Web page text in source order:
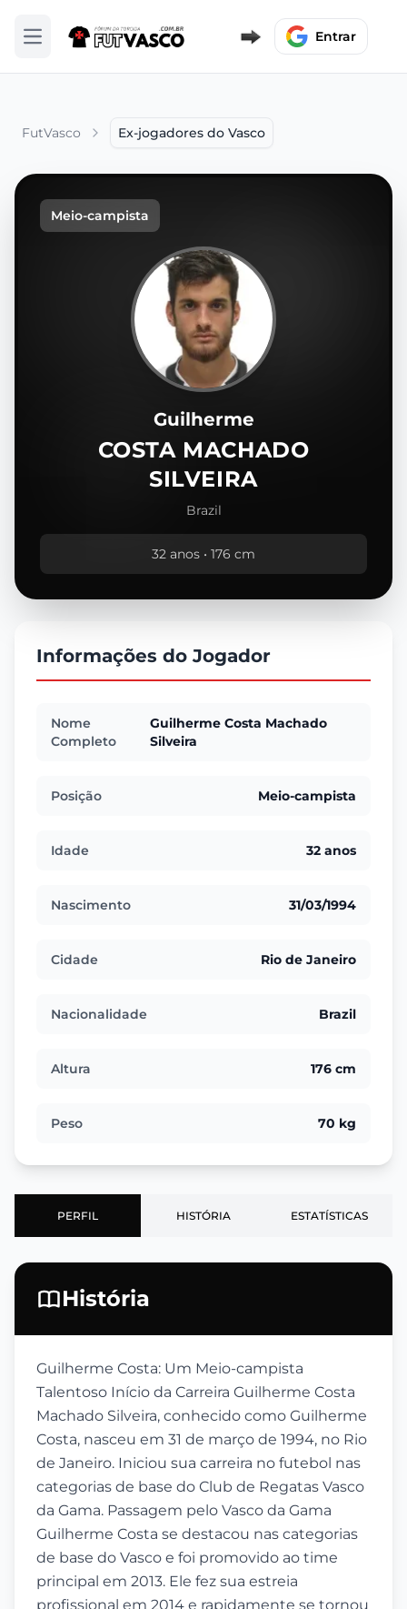
Abrir menu Entrar
FutVasco Ex-jogadores do Vasco
Meio-campista
Guilherme
COSTA MACHADO
SILVEIRA
Brazil
32 anos • 176 cm
Informações do Jogador
Nome
Completo
Guilherme Costa Machado
Silveira
Posição Meio-campista
Idade 32 anos
Nascimento 31/03/1994
Cidade Rio de Janeiro
Nacionalidade Brazil
Altura 176 cm
Peso 70 kg
PERFIL HISTÓRIA ESTATÍSTICAS
História
Guilherme Costa: Um Meio-campista
Talentoso Início da Carreira Guilherme Costa
Machado Silveira, conhecido como Guilherme
Costa, nasceu em 31 de março de 1994, no Rio
de Janeiro. Iniciou sua carreira no futebol nas
categorias de base do Club de Regatas Vasco
da Gama. Passagem pelo Vasco da Gama
Guilherme Costa se destacou nas categorias
de base do Vasco e foi promovido ao time
principal em 2013. Ele fez sua estreia
profissional em 2014 e rapidamente se tornou